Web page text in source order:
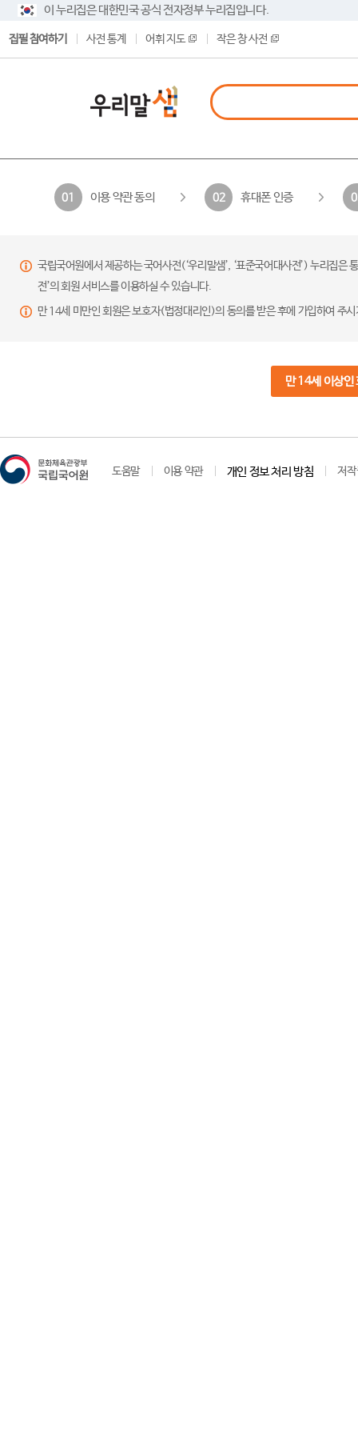
이 누리집은 대한민국 공식 전자정부 누리집입니다.
집필 참여하기 사전 통계 어휘 지도 작은 창 사전
01 이용 약관 동의 02 휴대폰 인증
국립국어원에서 제공하는 국어사전(‘우리말샘’, ‘표준국어대사전’) 누리집
전’의 회원 서비스를 이용하실 수 있습니다.
만 14세 미만인 회원은 보호자(법정대리인)의 동의를 받은 후에 가입하여 주
만 14세 이상인
도움말 이용 약관 개인 정보 처리 방침 저